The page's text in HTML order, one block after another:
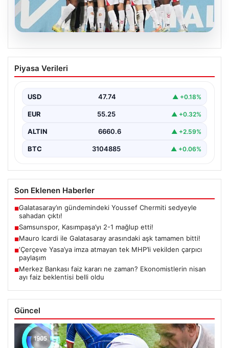
08.08.2026
Samsunspor, Kasımpaşa’yı 2-1 mağlup
etti!
Piyasa Verileri
USD 47.74 ▲ +0.18%
EUR 55.25 ▲ +0.32%
ALTIN 6660.6 ▲ +2.59%
BTC 3104885 ▲ +0.06%
Son Eklenen Haberler
■Galatasaray’ın gündemindeki Youssef Chermiti sedyeyle
sahadan çıktı!
■Samsunspor, Kasımpaşa’yı 2-1 mağlup etti!
■Mauro Icardi ile Galatasaray arasındaki aşk tamamen bitti!
■‘Çerçeve Yasa’ya imza atmayan tek MHP’li vekilden çarpıcı
paylaşım
■Merkez Bankası faiz kararı ne zaman? Ekonomistlerin nisan
ayı faiz beklentisi belli oldu
Güncel